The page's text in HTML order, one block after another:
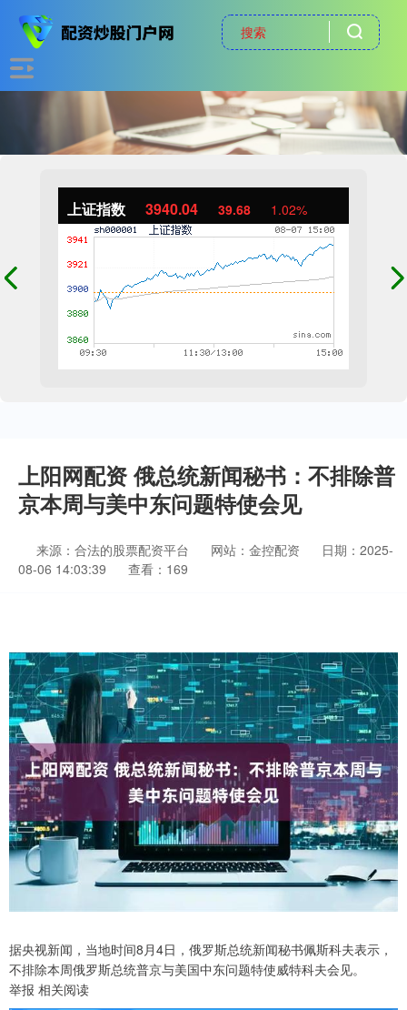
上证指数 3940.04 39.68 1.02%
上阳网配资 俄总统新闻秘书：不排除普
京本周与美中东问题特使会见
来源：合法的股票配资平台 网站：金控配资
日期：2025-
08-06 14:03:39
查看：169
据央视新闻，当地时间8月4日，俄罗斯总统新闻秘书佩斯科夫表示，
不排除本周俄罗斯总统普京与美国中东问题特使威特科夫会见。
举报 相关阅读